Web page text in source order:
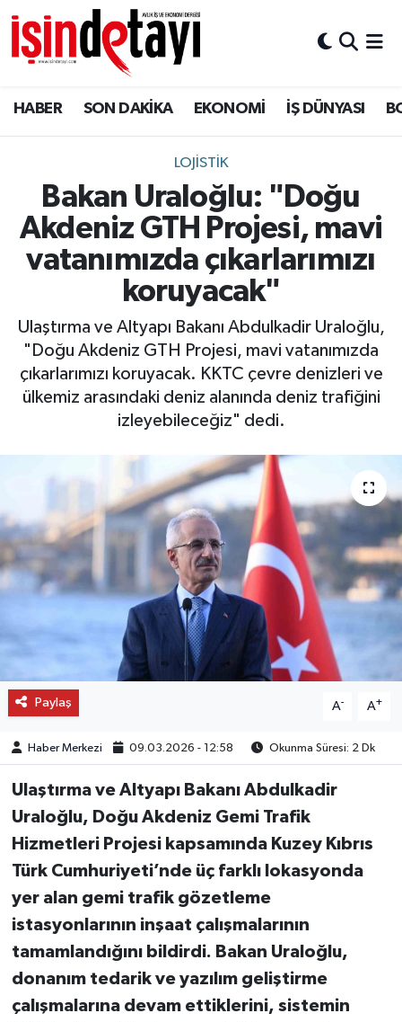
HABER SON DAKİKA EKONOMİ İŞ DÜNYASI
LOJİSTİK
Bakan Uraloğlu: "Doğu
Akdeniz GTH Projesi, mavi
vatanımızda çıkarlarımızı
koruyacak"
Ulaştırma ve Altyapı Bakanı Abdulkadir Uraloğlu,
"Doğu Akdeniz GTH Projesi, mavi vatanımızda
çıkarlarımızı koruyacak. KKTC çevre denizleri ve
ülkemiz arasındaki deniz alanında deniz trafiğini
izleyebileceğiz" dedi.
Paylaş A- A+
Haber Merkezi 09.03.2026 - 12:58 Okunma Süresi: 2 Dk
Ulaştırma ve Altyapı Bakanı Abdulkadir
Uraloğlu, Doğu Akdeniz Gemi Trafik
Hizmetleri Projesi kapsamında Kuzey Kıbrıs
Türk Cumhuriyeti’nde üç farklı lokasyonda
yer alan gemi trafik gözetleme
istasyonlarının inşaat çalışmalarının
tamamlandığını bildirdi. Bakan Uraloğlu,
donanım tedarik ve yazılım geliştirme
çalışmalarına devam ettiklerini, sistemin
DÜNYA
Eğitim
ENERJİ HABERİ
GAYRİMENKUL
LOJİSTİK
MAGAZİN
SAĞLIK
SON DAKİKA
SPOR
Nöbetçi Eczaneler
Hava Durumu
İstanbul Namaz Vakitleri
Trafik Durumu
Süper Lig Puan Durumu ve Fikstür
Tüm Manşetler
Son Dakika Haberleri
Haber Arşivi